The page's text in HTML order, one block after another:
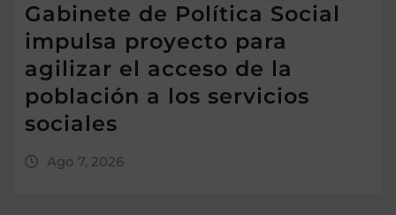
Gabinete de Política Social
impulsa proyecto para
agilizar el acceso de la
población a los servicios
sociales
Ago 7, 2026